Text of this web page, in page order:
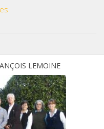
LEMOINE